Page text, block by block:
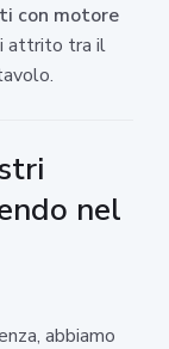
con motore
attrito tra il
nel
abbiamo